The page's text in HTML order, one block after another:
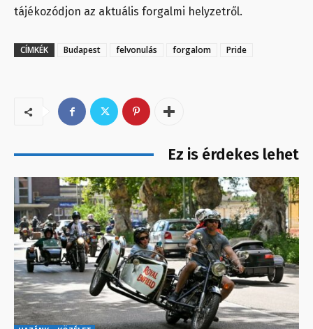
tájékozódjon az aktuális forgalmi helyzetről.
CÍMKÉK Budapest felvonulás forgalom Pride
Ez is érdekes lehet